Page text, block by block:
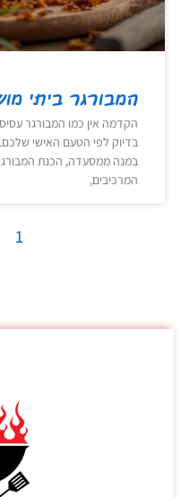
המבורגר ביתי מושלם
הקדמה אין כמו המבורגר עסיסי
בדיוק לפי הטעם האישי שלכם.
במנה ממסעדה, הכנת המבורגר
המרכיבים,
2